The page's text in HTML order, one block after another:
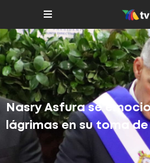
Nasry Asfura se
lágrimas en su toma